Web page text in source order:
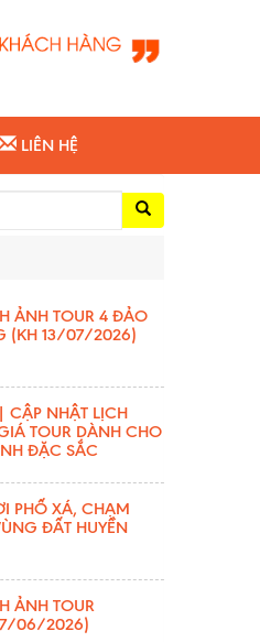
LIÊN HỆ
ẢNH TOUR 4 ĐẢO
(KH 13/07/2026)
NHẬT LỊCH
TOUR DÀNH CHO
ĐẶC SẮC
PHỐ XÁ, CHẠM
ĐẤT HUYỀN
ẢNH TOUR
06/2026)